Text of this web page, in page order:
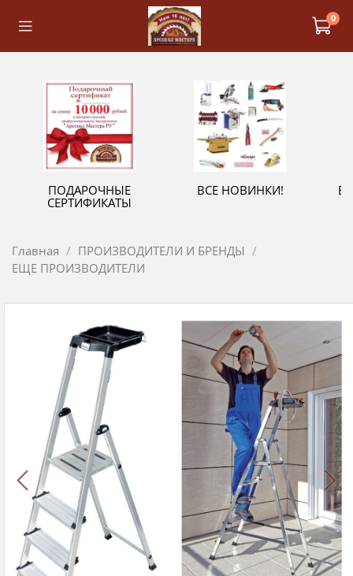
0
ПОДАРОЧНЫЕ
СЕРТИФИКАТЫ
ВСЕ НОВИНКИ!
Главная
ПРОИЗВОДИТЕЛИ И БРЕНДЫ
ЕЩЕ ПРОИЗВОДИТЕЛИ